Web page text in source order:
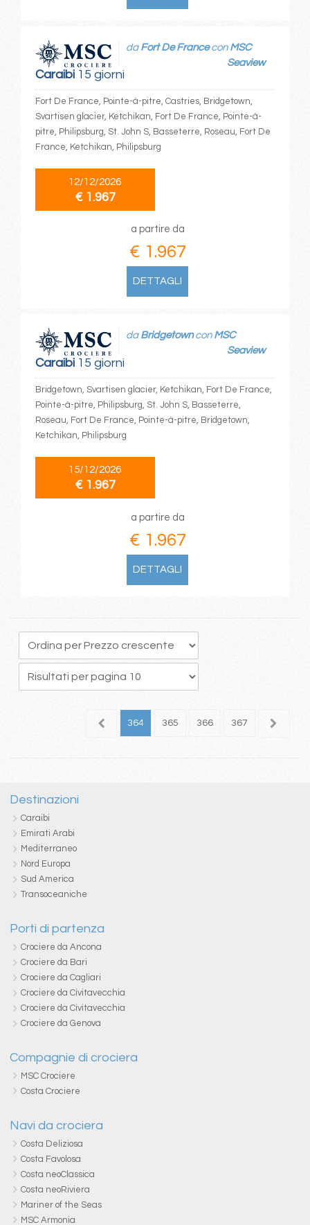
Caraibi15 giorni
da Fort De Francecon MSC
Seaview
Fort De France, Pointe-à-pitre, Castries, Bridgetown,
Svartisen glacier, Ketchikan, Fort De France, Pointe-à-
pitre, Philipsburg, St. John S, Basseterre, Roseau, Fort De
France, Ketchikan, Philipsburg
12/12/2026
€ 1.967
a partire da
€ 1.967
DETTAGLI
Caraibi15 giorni
da Bridgetowncon MSC
Seaview
Bridgetown, Svartisen glacier, Ketchikan, Fort De France,
Pointe-à-pitre, Philipsburg, St. John S, Basseterre,
Roseau, Fort De France, Pointe-à-pitre, Bridgetown,
Ketchikan, Philipsburg
15/12/2026
€ 1.967
a partire da
€ 1.967
DETTAGLI
363 364 365 366 367 368
Destinazioni
Caraibi
Emirati Arabi
Mediterraneo
Nord Europa
Sud America
Transoceaniche
Porti di partenza
Crociere da Ancona
Crociere da Bari
Crociere da Cagliari
Crociere da Civitavecchia
Crociere da Civitavecchia
Crociere da Genova
Compagnie di crociera
MSC Crociere
Costa Crociere
Navi da crociera
Costa Deliziosa
Costa Favolosa
Costa neoClassica
Costa neoRiviera
Mariner of the Seas
MSC Armonia